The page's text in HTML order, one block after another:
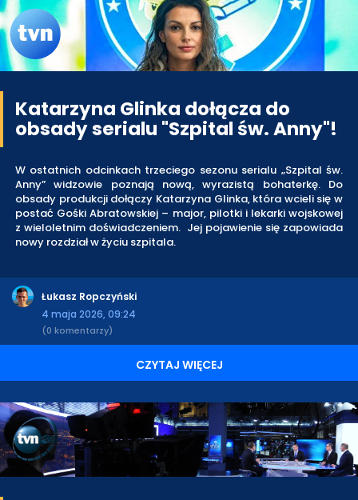
Katarzyna Glinka dołącza do
obsady serialu "Szpital św. Anny"!
W ostatnich odcinkach trzeciego sezonu serialu „Szpital św.
Anny” widzowie poznają nową, wyrazistą bohaterkę. Do
obsady produkcji dołączy Katarzyna Glinka, która wcieli się w
postać Gośki Abratowskiej – major, pilotki i lekarki wojskowej
z wieloletnim doświadczeniem. Jej pojawienie się zapowiada
nowy rozdział w życiu szpitala.
Łukasz Ropczyński
4 maja 2026, 09:24
(0 komentarzy)
CZYTAJ WIĘCEJ